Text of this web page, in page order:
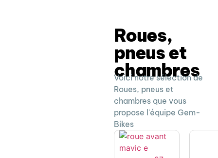
Roues,
pneus et
chambres
Voici notre sélection de
Roues, pneus et
chambres que vous
propose l'équipe Gem-
Bikes